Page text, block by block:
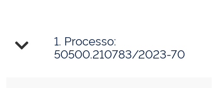
1. Processo:
50500.210783/2023-70